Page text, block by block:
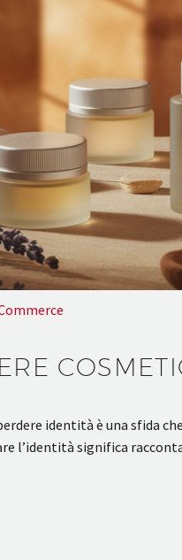
identità è una sfida
l’identità significa